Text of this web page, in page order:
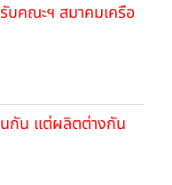
บคณะฯ สมาคมเครือ
กัน แต่ผลิตต่างกัน